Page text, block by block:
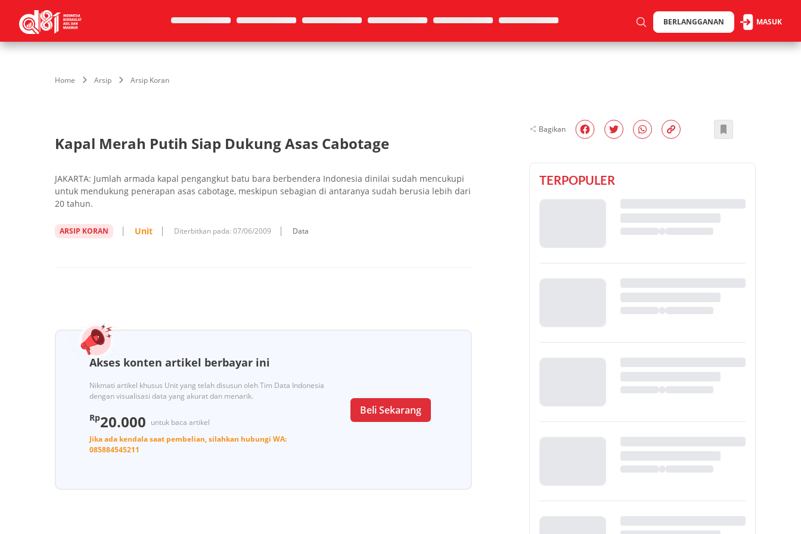
BERLANGGANAN MASUK
Home Arsip Arsip Koran
Kapal Merah Putih Siap Dukung Asas Cabotage
JAKARTA: Jumlah armada kapal pengangkut batu bara berbendera Indonesia dinilai sudah mencukupi
untuk mendukung penerapan asas cabotage, meskipun sebagian di antaranya sudah berusia lebih dari
20 tahun.
ARSIP KORAN Unit Diterbitkan pada: 07/06/2009 Data
Akses konten artikel berbayar ini
Nikmati artikel khusus Unit yang telah disusun oleh Tim Data Indonesia
dengan visualisasi data yang akurat dan menarik.
Rp20.000 untuk baca artikel
Jika ada kendala saat pembelian, silahkan hubungi WA:
085884545211
Beli Sekarang
Bagikan
TERPOPULER